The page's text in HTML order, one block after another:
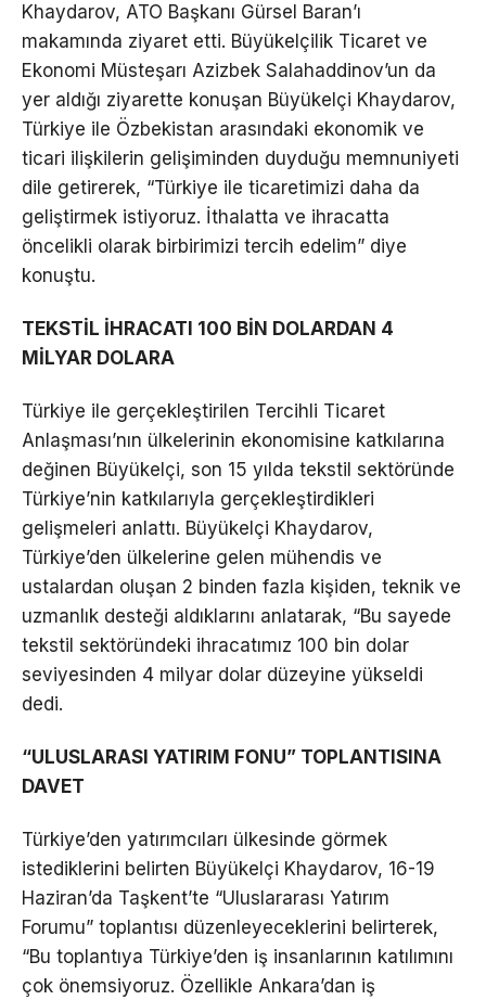
Khaydarov, ATO Başkanı Gürsel Baran’ı
makamında ziyaret etti. Büyükelçilik Ticaret ve
Ekonomi Müsteşarı Azizbek Salahaddinov’un da
yer aldığı ziyarette konuşan Büyükelçi Khaydarov,
Türkiye ile Özbekistan arasındaki ekonomik ve
ticari ilişkilerin gelişiminden duyduğu memnuniyeti
dile getirerek, “Türkiye ile ticaretimizi daha da
geliştirmek istiyoruz. İthalatta ve ihracatta
öncelikli olarak birbirimizi tercih edelim” diye
konuştu.
TEKSTİL İHRACATI 100 BİN DOLARDAN 4
MİLYAR DOLARA
Türkiye ile gerçekleştirilen Tercihli Ticaret
Anlaşması’nın ülkelerinin ekonomisine katkılarına
değinen Büyükelçi, son 15 yılda tekstil sektöründe
Türkiye’nin katkılarıyla gerçekleştirdikleri
gelişmeleri anlattı. Büyükelçi Khaydarov,
Türkiye’den ülkelerine gelen mühendis ve
ustalardan oluşan 2 binden fazla kişiden, teknik ve
uzmanlık desteği aldıklarını anlatarak, “Bu sayede
tekstil sektöründeki ihracatımız 100 bin dolar
seviyesinden 4 milyar dolar düzeyine yükseldi
dedi.
“ULUSLARASI YATIRIM FONU” TOPLANTISINA
DAVET
Türkiye’den yatırımcıları ülkesinde görmek
istediklerini belirten Büyükelçi Khaydarov, 16-19
Haziran’da Taşkent’te “Uluslararası Yatırım
Forumu” toplantısı düzenleyeceklerini belirterek,
“Bu toplantıya Türkiye’den iş insanlarının katılımını
çok önemsiyoruz. Özellikle Ankara’dan iş